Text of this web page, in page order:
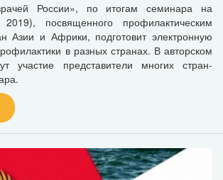
России», по итогам семинара на
посвященного профилактическим
Азии и Африки, подготовит электронную
в разных странах. В авторском
участие представители многих стран-